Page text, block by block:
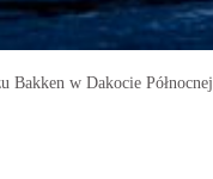
Bakken w Dakocie Północnej